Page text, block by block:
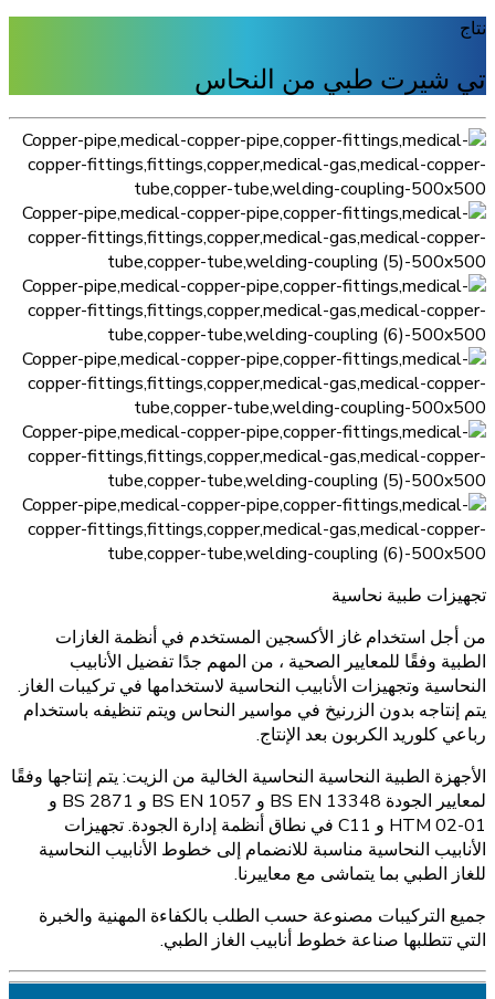
نتاج
تي شيرت طبي من النحاس
تجهيزات طبية نحاسية
من أجل استخدام غاز الأكسجين المستخدم في أنظمة الغازات
الطبية وفقًا للمعايير الصحية ، من المهم جدًا تفضيل الأنابيب
النحاسية وتجهيزات الأنابيب النحاسية لاستخدامها في تركيبات الغاز.
يتم إنتاجه بدون الزرنيخ في مواسير النحاس ويتم تنظيفه باستخدام
رباعي كلوريد الكربون بعد الإنتاج.
الأجهزة الطبية النحاسية النحاسية الخالية من الزيت: يتم إنتاجها وفقًا
لمعايير الجودة BS EN 13348 و BS EN 1057 و BS 2871 و
HTM 02-01 و C11 في نطاق أنظمة إدارة الجودة. تجهيزات
الأنابيب النحاسية مناسبة للانضمام إلى خطوط الأنابيب النحاسية
للغاز الطبي بما يتماشى مع معاييرنا.
جميع التركيبات مصنوعة حسب الطلب بالكفاءة المهنية والخبرة
التي تتطلبها صناعة خطوط أنابيب الغاز الطبي.